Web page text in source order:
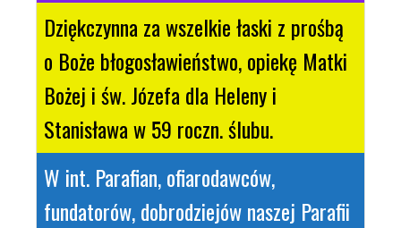
Dziękczynna za wszelkie łaski z prośbą
o Boże błogosławieństwo, opiekę Matki
Bożej i św. Józefa dla Heleny i
Stanisława w 59 roczn. ślubu.
W int. Parafian, ofiarodawców,
fundatorów, dobrodziejów naszej Parafii